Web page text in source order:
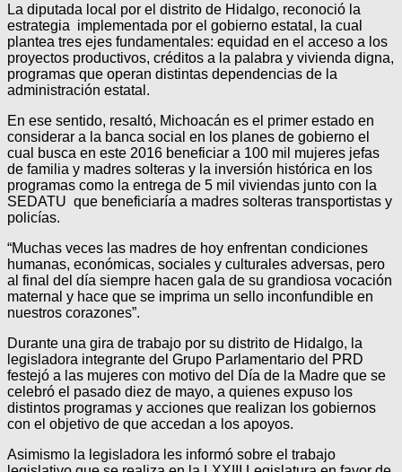
La diputada local por el distrito de Hidalgo, reconoció la
estrategia implementada por el gobierno estatal, la cual
plantea tres ejes fundamentales: equidad en el acceso a los
proyectos productivos, créditos a la palabra y vivienda digna,
programas que operan distintas dependencias de la
administración estatal.
En ese sentido, resaltó, Michoacán es el primer estado en
considerar a la banca social en los planes de gobierno el
cual busca en este 2016 beneficiar a 100 mil mujeres jefas
de familia y madres solteras y la inversión histórica en los
programas como la entrega de 5 mil viviendas junto con la
SEDATU que beneficiaría a madres solteras transportistas y
policías.
“Muchas veces las madres de hoy enfrentan condiciones
humanas, económicas, sociales y culturales adversas, pero
al final del día siempre hacen gala de su grandiosa vocación
maternal y hace que se imprima un sello inconfundible en
nuestros corazones”.
Durante una gira de trabajo por su distrito de Hidalgo, la
legisladora integrante del Grupo Parlamentario del PRD
festejó a las mujeres con motivo del Día de la Madre que se
celebró el pasado diez de mayo, a quienes expuso los
distintos programas y acciones que realizan los gobiernos
con el objetivo de que accedan a los apoyos.
Asimismo la legisladora les informó sobre el trabajo